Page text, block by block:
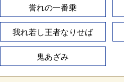
誉れの一番乗
我れ若し王者なりせば
鬼あざみ